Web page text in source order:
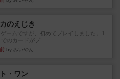
のえじき
ゲームですが、初めてプレイしました。1
のカードがプ...
by みいやん
・ワン